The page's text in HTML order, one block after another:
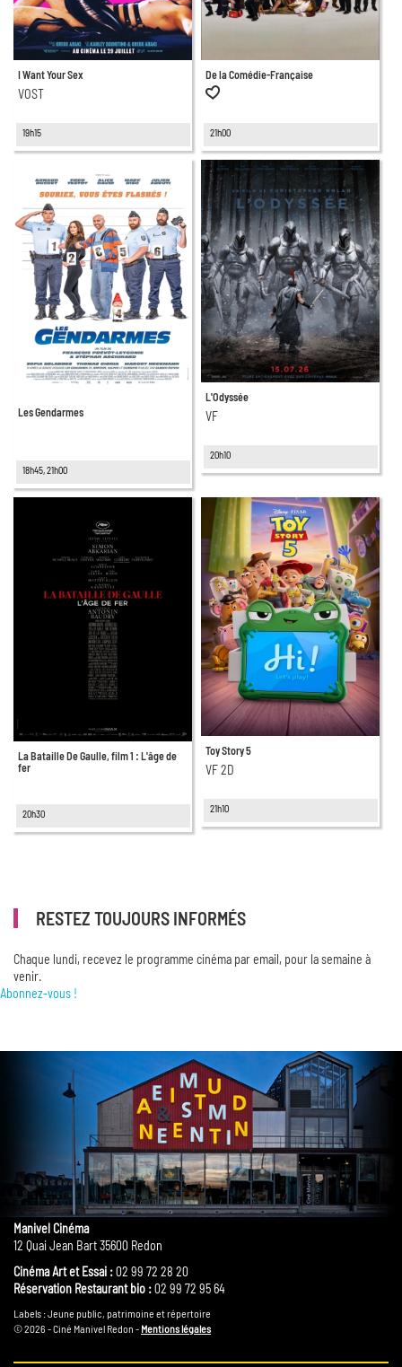
I Want Your Sex
VOST
19h15
De la Comédie-Française
21h00
Les Gendarmes
18h45, 21h00
L'Odyssée
VF
20h10
La Bataille De Gaulle, film 1 : L'âge de
fer
20h30
Toy Story 5
VF 2D
21h10
RESTEZ TOUJOURS INFORMÉS
Chaque lundi, recevez le programme cinéma par email, pour la semaine à
venir.
Abonnez-vous !
Manivel Cinéma
12 Quai Jean Bart 35600 Redon
Cinéma Art et Essai :02 99 72 28 20
Réservation Restaurant bio :02 99 72 95 64
Labels : Jeune public, patrimoine et répertoire
© 2026 - Ciné Manivel Redon - Mentions légales